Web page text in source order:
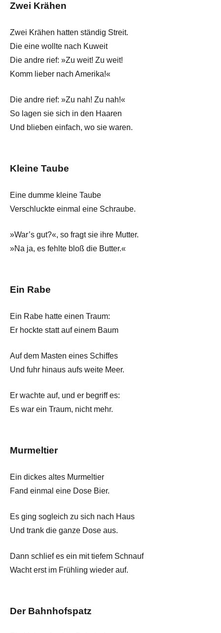
Zwei Krähen
Zwei Krähen hatten ständig Streit.
Die eine wollte nach Kuweit
Die andre rief: »Zu weit! Zu weit!
Komm lieber nach Amerika!«
Die andre rief: »Zu nah! Zu nah!«
So lagen sie sich in den Haaren
Und blieben einfach, wo sie waren.
Kleine Taube
Eine dumme kleine Taube
Verschluckte einmal eine Schraube.
»War’s gut?«, so fragt sie ihre Mutter.
»Na ja, es fehlte bloß die Butter.«
Ein Rabe
Ein Rabe hatte einen Traum:
Er hockte statt auf einem Baum
Auf dem Masten eines Schiffes
Und fuhr hinaus aufs weite Meer.
Er wachte auf, und er begriff es:
Es war ein Traum, nicht mehr.
Murmeltier
Ein dickes altes Murmeltier
Fand einmal eine Dose Bier.
Es ging sogleich zu sich nach Haus
Und trank die ganze Dose aus.
Dann schlief es ein mit tiefem Schnauf
Wacht erst im Frühling wieder auf.
Der Bahnhofspatz